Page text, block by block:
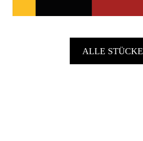
ALLE STÜCKE